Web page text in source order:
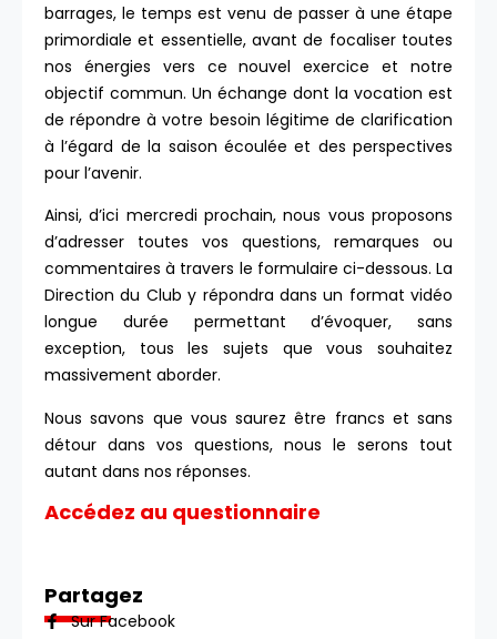
barrages, le temps est venu de passer à une étape
primordiale et essentielle, avant de focaliser toutes
nos énergies vers ce nouvel exercice et notre
objectif commun. Un échange dont la vocation est
de répondre à votre besoin légitime de clarification
à l’égard de la saison écoulée et des perspectives
pour l’avenir.
Ainsi, d’ici mercredi prochain, nous vous proposons
d’adresser toutes vos questions, remarques ou
commentaires à travers le formulaire ci-dessous. La
Direction du Club y répondra dans un format vidéo
longue durée permettant d’évoquer, sans
exception, tous les sujets que vous souhaitez
massivement aborder.
Nous savons que vous saurez être francs et sans
détour dans vos questions, nous le serons tout
autant dans nos réponses.
Accédez au questionnaire
Partagez
Sur Facebook